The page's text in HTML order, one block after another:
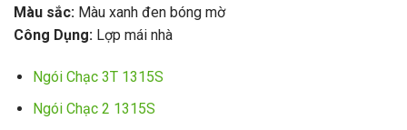
Màu sắc: Màu xanh đen bóng mờ
Công Dụng: Lợp mái nhà
Ngói Chạc 3T 1315S
Ngói Chạc 2 1315S